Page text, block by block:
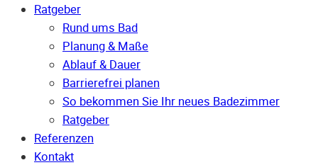
Ratgeber
Rund ums Bad
Planung & Maße
Ablauf & Dauer
Barrierefrei planen
So bekommen Sie Ihr neues Badezimmer
Ratgeber
Referenzen
Kontakt